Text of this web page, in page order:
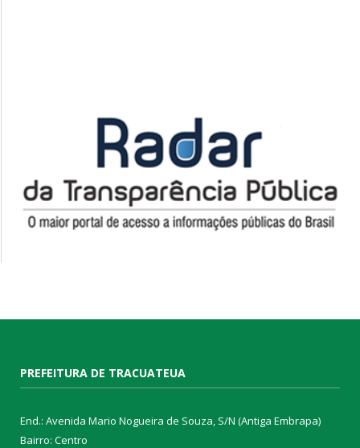
PREFEITURA DE TRACUATEUA
End.: Avenida Mario Nogueira de Souza, S/N (Antiga Embrapa)
Bairro: Centro